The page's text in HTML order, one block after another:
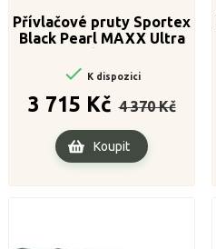
Přívlačové pruty Sportex
Black Pearl MAXX Ultra
 K dispozici
3 715 Kč cena
4 370 Kč
Cena
Koupit